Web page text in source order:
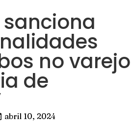
sanciona
no varejo
de
abril 10, 2024